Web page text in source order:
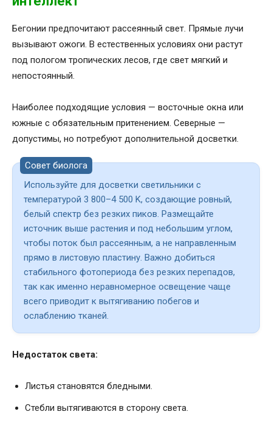
Бегонии предпочитают рассеянный свет. Прямые лучи
вызывают ожоги. В естественных условиях они растут
под пологом тропических лесов, где свет мягкий и
непостоянный.
Наиболее подходящие условия — восточные окна или
южные с обязательным притенением. Северные —
допустимы, но потребуют дополнительной досветки.
Совет биолога
Используйте для досветки светильники с
температурой 3 800–4 500 K, создающие ровный,
белый спектр без резких пиков. Размещайте
источник выше растения и под небольшим углом,
чтобы поток был рассеянным, а не направленным
прямо в листовую пластину. Важно добиться
стабильного фотопериода без резких перепадов,
так как именно неравномерное освещение чаще
всего приводит к вытягиванию побегов и
ослаблению тканей.
Недостаток света:
Листья становятся бледными.
Стебли вытягиваются в сторону света.